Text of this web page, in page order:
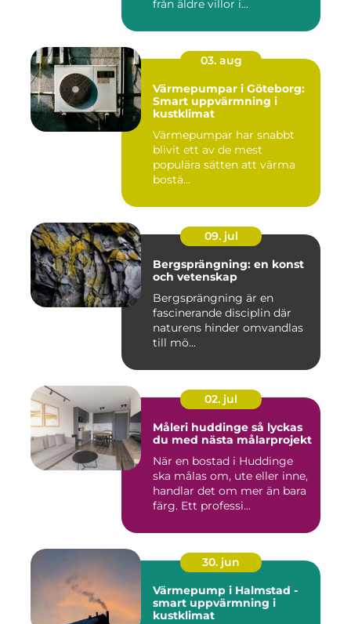
från äldre villor i...
03. aug
Värmepumpar i Göteborg:
Smart uppvärmning i
kustklimat
Värmepumpar har snabbt
blivit ett av de mest
populära sätten att värma
bostä...
09. jul
Bergsprängning: en konst
och vetenskap
Bergsprängning är en
fascinerande disciplin där
naturens hinder omvandlas
till mö...
02. jul
Måleri huddinge så lyckas
du med nästa målarprojekt
När en bostad i Huddinge
ska målas om, ute eller inne,
handlar det om mer än bara
färg. Ett professi...
30. jun
Värmepump i Halmstad -
smart uppvärmning i
kustklimat